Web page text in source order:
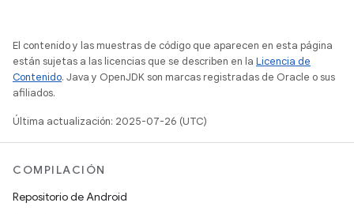
El contenido y las muestras de código que aparecen en esta página
están sujetas a las licencias que se describen en la Licencia de
Contenido. Java y OpenJDK son marcas registradas de Oracle o sus
afiliados.
Última actualización: 2025-07-26 (UTC)
COMPILACIÓN
Repositorio de Android